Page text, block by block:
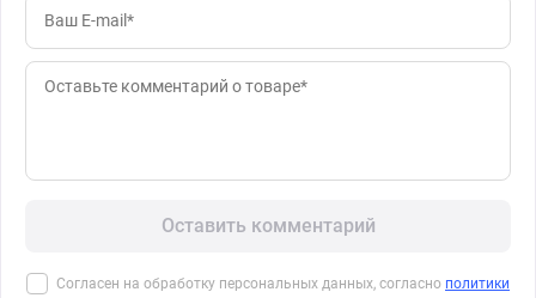
Оставить комментарий
Согласен на обработку персональных данных, согласно политики